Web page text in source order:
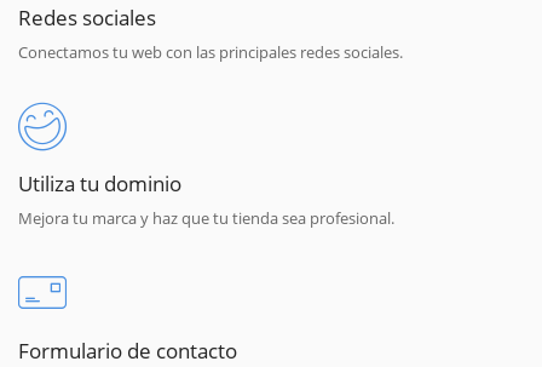
Redes sociales
Conectamos tu web con las principales redes sociales.
Utiliza tu dominio
Mejora tu marca y haz que tu tienda sea profesional.
Formulario de contacto